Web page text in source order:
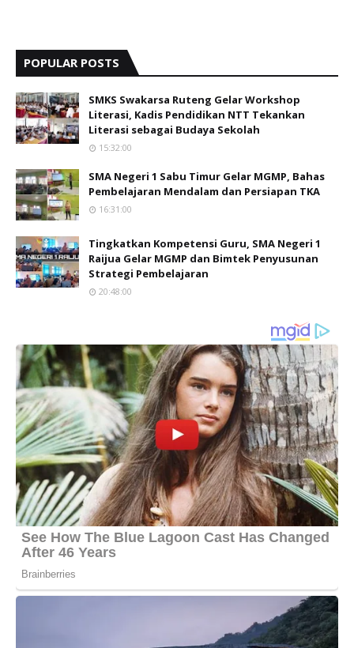
POPULAR POSTS
SMKS Swakarsa Ruteng Gelar Workshop
Literasi, Kadis Pendidikan NTT Tekankan
Literasi sebagai Budaya Sekolah
15:32:00
SMA Negeri 1 Sabu Timur Gelar MGMP, Bahas
Pembelajaran Mendalam dan Persiapan TKA
16:31:00
Tingkatkan Kompetensi Guru, SMA Negeri 1
Raijua Gelar MGMP dan Bimtek Penyusunan
Strategi Pembelajaran
20:48:00